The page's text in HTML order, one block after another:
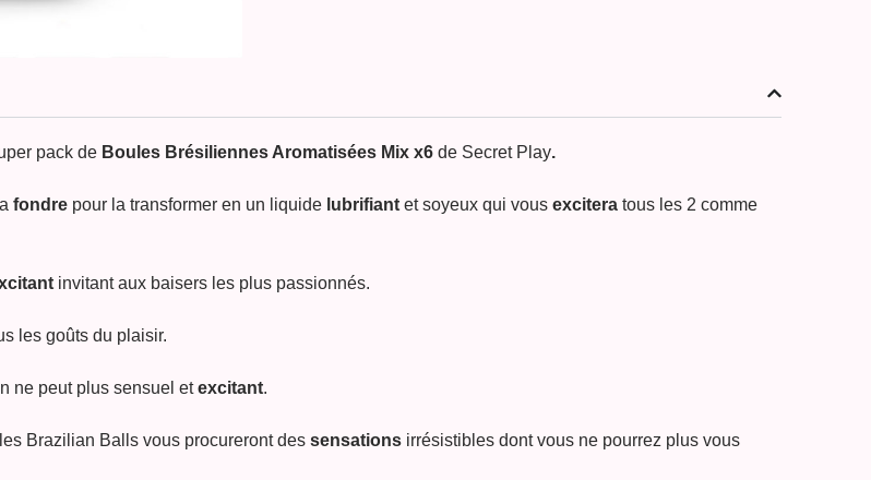
pack de Boules Brésiliennes Aromatisées Mix x6 de Secret Play.
fondre pour la transformer en un liquide lubrifiant et soyeux qui vous excitera tous les 2 comme
invitant aux baisers les plus passionnés.
les goûts du plaisir.
ne peut plus sensuel etexcitant.
Brazilian Balls vous procureront des sensations irrésistibles dont vous ne pourrez plus vous